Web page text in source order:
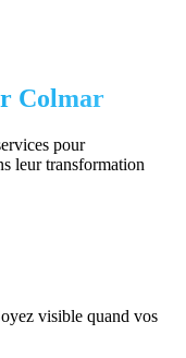
Colmar
pour
leur transformation
visible quand vos